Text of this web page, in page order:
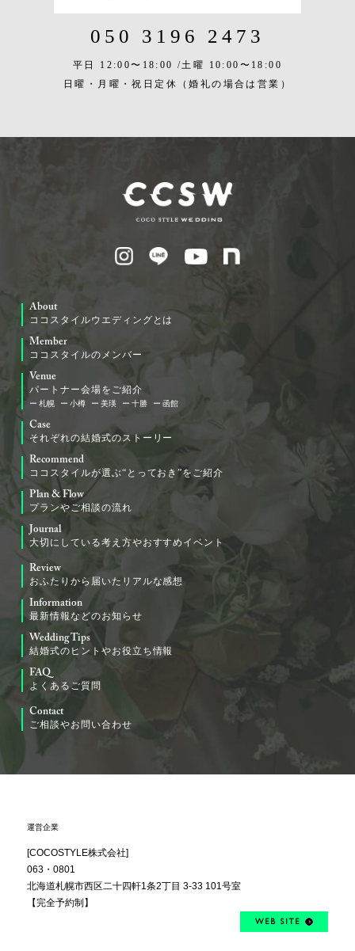
050 3196 2473
平日 12:00〜18:00 /土曜 10:00〜18:00
日曜・月曜・祝日定休
（婚礼の場合は営業）
About
ココスタイルウエディングとは
Member
ココスタイルのメンバー
Venue
パートナー会場をご紹介
札幌 小樽 美瑛 十勝 函館
Case
それぞれの結婚式のストーリー
Recommend
ココスタイルが選ぶ“とっておき”をご紹介
Plan & Flow
プランやご相談の流れ
Journal
大切にしている考え方やおすすめイベント
Review
おふたりから届いたリアルな感想
Information
最新情報などのお知らせ
Wedding Tips
結婚式のヒントやお役立ち情報
FAQ
よくあるご質問
Contact
ご相談やお問い合わせ
運営企業
[COCOSTYLE株式会社]
063・0801
北海道札幌市西区二十四軒1条2丁目 3-33 101号室
【完全予約制】
WEB SITE